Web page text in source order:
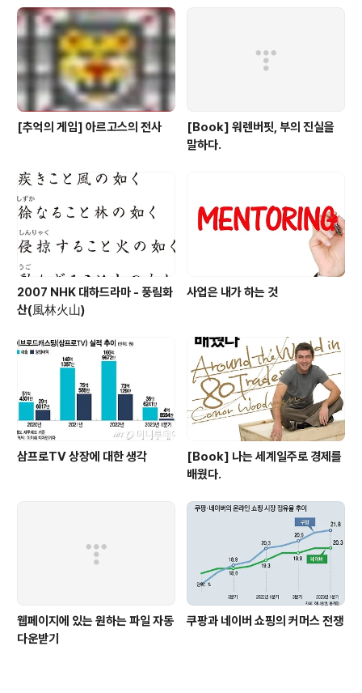
[추억의 게임] 아르고스의 전사
[Book] 워렌버핏, 부의 진실을
말하다.
2007 NHK 대하드라마 - 풍림화
산(風林火山)
사업은 내가 하는 것
삼프로TV 상장에 대한 생각
[Book] 나는 세계일주로 경제를
배웠다.
웹페이지에 있는 원하는 파일 자동
다운받기
쿠팡과 네이버 쇼핑의 커머스 전쟁